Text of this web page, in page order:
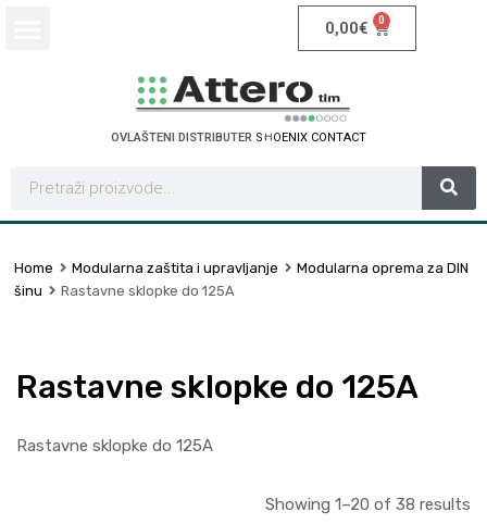
0,00€ 0
OVLAŠTENI DISTRIBUTER SCHNEIDER ELECTRI
Home Modularna zaštita i upravljanje
Modularna oprema za DIN
šinu
Rastavne sklopke do 125A
Rastavne sklopke do 125A
Rastavne sklopke do 125A
Showing 1–20 of 38 results